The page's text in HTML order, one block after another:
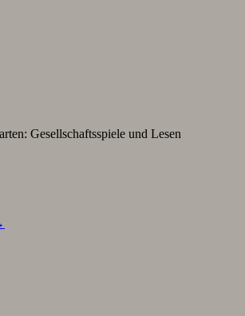
Gesellschaftsspiele und Lesen